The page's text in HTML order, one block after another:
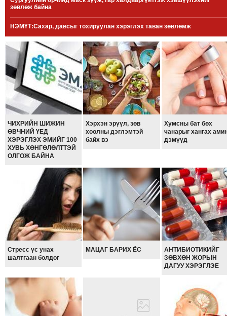
МЭДЭХҮЙ
ТЕХНОЛОГИ
ЭРДЭНЭТ
ҮЙЛДВЭРИЙН
ЭРГЭН
ТОЙРОНД
ХАВРЫН
ЭРГЭН
ТОЙРОНД
"ОУВС"-
ИЙН
ТАЙМ"ЫН
ЭРГЭН
ТОЙРОНД
ДЭЛБЭРСЭН
ЭРГЭН
ТОЙРОНД
ТӨВСИЙН
зөвлөж байна
НЭМҮТ:Сахар, давсыг тохируулан хэрэглэх таван зөвлөмж
ЧИХРИЙН ШИЖИН
ӨВЧНИЙ ҮЕД
ХЭРЭГЛЭХ ЭМИЙГ 100
ХУВЬ ХӨНГӨЛӨЛТТЭЙ
ОЛГОЖ БАЙНА
Хэрхэн эрүүл, зөв
хоолны дэглэмтэй
байх вэ
Хумсны бат бөх
чанарыг хангах
дэмүүд
Стресс үс унах
шалтгаан болдог
МАЦАГ БАРИХ ЁС
АНТИБИОТИКИЙГ
ЗӨВХӨН ЖОРЫН
ДАГУУ ХЭРЭГЛЭЕ